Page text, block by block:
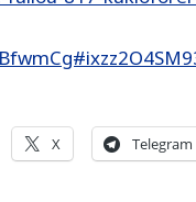
X Telegram